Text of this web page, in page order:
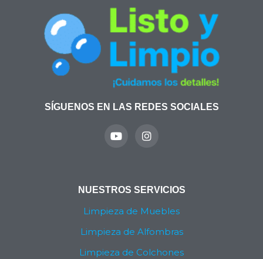
SÍGUENOS EN LAS REDES SOCIALES
Y
o
e
I
n
r
m
NUESTROS SERVICIOS
Limpieza de Muebles
Limpieza de Alfombras
Limpieza de Colchones